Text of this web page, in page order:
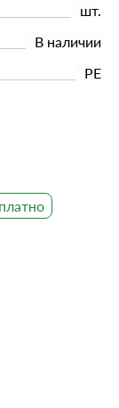
шт.
В наличии
РЕ